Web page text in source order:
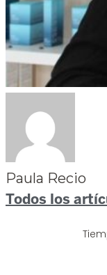
Paula Recio
Todos los